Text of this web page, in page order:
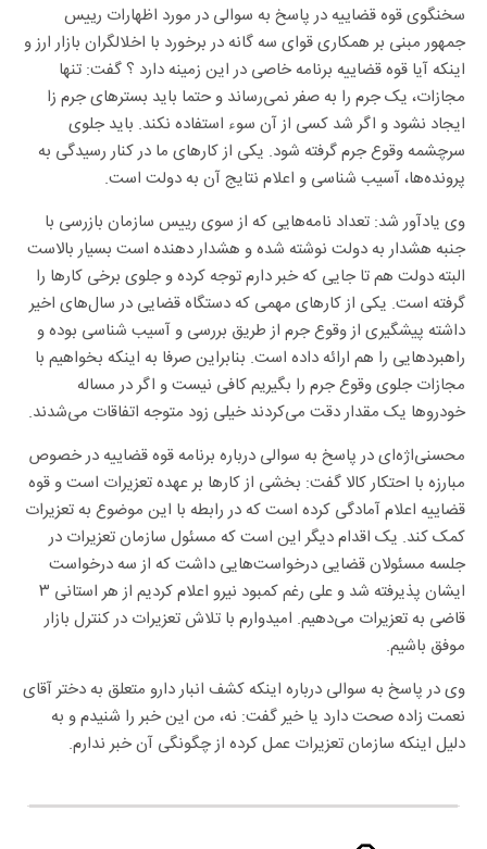
سخنگوی قوه قضاییه در پاسخ به سوالی در مورد اظهارات رییس
جمهور مبنی بر همکاری قوای سه گانه در برخورد با اخلالگران بازار ارز و
اینکه آیا قوه قضاییه برنامه خاصی در این زمینه دارد ؟ گفت: تنها
مجازات، یک جرم را به صفر نمی‌رساند و حتما باید بسترهای جرم زا
ایجاد نشود و اگر شد کسی از آن سوء استفاده نکند. باید جلوی
سرچشمه وقوع جرم گرفته شود. یکی از کارهای ما در کنار رسیدگی به
پرونده‌ها، آسیب شناسی و اعلام نتایج آن به دولت است.
وی یادآور شد: تعداد نامه‌هایی که از سوی رییس سازمان بازرسی با
جنبه هشدار به دولت نوشته شده و هشدار دهنده است بسیار بالاست
البته دولت هم تا جایی که خبر دارم توجه کرده و جلوی برخی کارها را
گرفته است. یکی از کارهای مهمی که دستگاه قضایی در سال‌های اخیر
داشته پیشگیری از وقوع جرم از طریق بررسی و آسیب شناسی بوده و
راهبردهایی را هم ارائه داده است. بنابراین صرفا به اینکه بخواهیم با
مجازات جلوی وقوع جرم را بگیریم کافی نیست و اگر در مساله
خودروها یک مقدار دقت می‌کردند خیلی زود متوجه اتفاقات می‌شدند.
محسنی‌اژه‌ای در پاسخ به سوالی درباره برنامه قوه قضاییه در خصوص
مبارزه با احتکار کالا گفت: بخشی از کارها بر عهده تعزیرات است و قوه
قضاییه اعلام آمادگی کرده است که در رابطه با این موضوع به تعزیرات
کمک کند. یک اقدام دیگر این است که مسئول سازمان تعزیرات در
جلسه مسئولان قضایی درخواست‌هایی داشت که از سه درخواست
ایشان پذیرفته شد و علی رغم کمبود نیرو اعلام کردیم از هر استانی ٣
قاضی به تعزیرات می‌دهیم. امیدوارم با تلاش تعزیرات در کنترل بازار
موفق باشیم.
وی در پاسخ به سوالی درباره اینکه کشف انبار دارو متعلق به دختر آقای
نعمت زاده صحت دارد یا خیر گفت: نه، من این خبر را شنیدم و به
دلیل اینکه سازمان تعزیرات عمل کرده از چگونگی آن خبر ندارم.